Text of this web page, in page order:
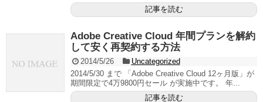
記事を読む
Adobe Creative Cloud 年間プランを解約
して安く再契約する方法
2014/5/26
Uncategorized
2014/5/30 まで 「Adobe Creative Cloud 12ヶ月版」が
期間限定で4万9800円セール が実施中です。 年...
記事を読む